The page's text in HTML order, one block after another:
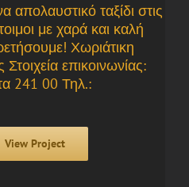
απολαυστικό ταξίδι στις
με χαρά και καλή
Χωριάτικη
επικοινωνίας:
241 00 Τηλ.:
View Project